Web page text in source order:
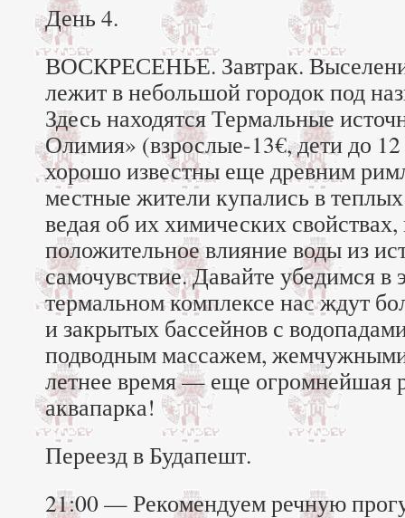
День 4.
ВОСКРЕСЕНЬЕ. Завтрак.
лежит в небольшой городок под
Здесь находятся Термальные
Олимия» (взрослые-13€, дети до
хорошо известны еще древним
местные жители купались в
ведая об их химических
положительное влияние воды из
самочувствие. Давайте убедимся
термальном комплексе нас ждут
и закрытых бассейнов с
подводным массажем,
летнее время — еще огромнейшая
аквапарка!
Переезд в Будапешт.
21:00 — Рекомендуем речную